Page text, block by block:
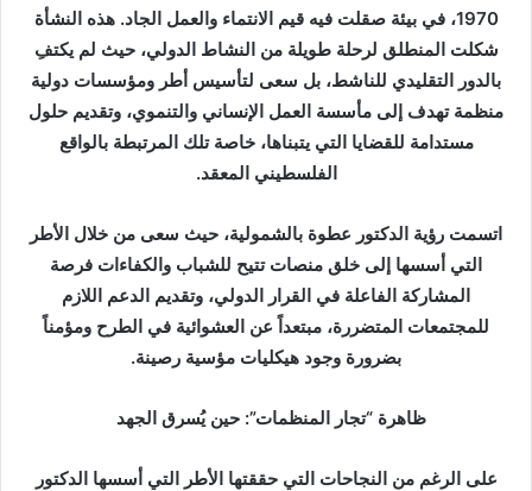
1970، في بيئة صقلت فيه قيم الانتماء والعمل الجاد. هذه النشأة
شكلت المنطلق لرحلة طويلة من النشاط الدولي، حيث لم يكتفِ
بالدور التقليدي للناشط، بل سعى لتأسيس أطر ومؤسسات دولية
منظمة تهدف إلى مأسسة العمل الإنساني والتنموي، وتقديم حلول
مستدامة للقضايا التي يتبناها، خاصة تلك المرتبطة بالواقع
الفلسطيني المعقد.
اتسمت رؤية الدكتور عطوة بالشمولية، حيث سعى من خلال الأطر
التي أسسها إلى خلق منصات تتيح للشباب والكفاءات فرصة
المشاركة الفاعلة في القرار الدولي، وتقديم الدعم اللازم
للمجتمعات المتضررة، مبتعداً عن العشوائية في الطرح ومؤمناً
بضرورة وجود هيكليات مؤسية رصينة.
ظاهرة “تجار المنظمات”: حين يُسرق الجهد
على الرغم من النجاحات التي حققتها الأطر التي أسسها الدكتور